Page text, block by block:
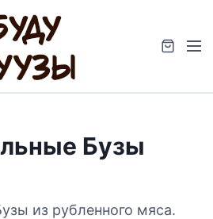
M
Бузы
из рубленного мяса.